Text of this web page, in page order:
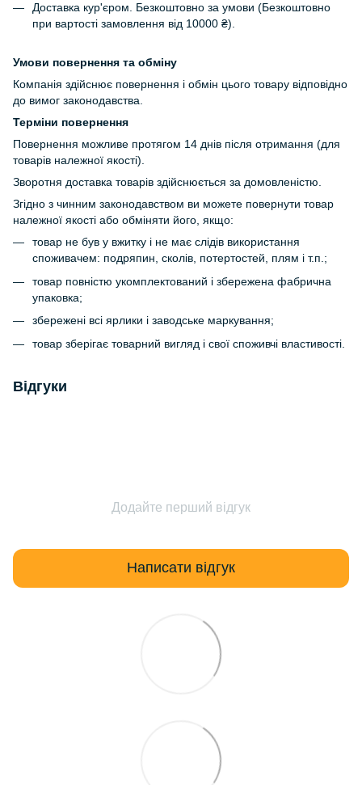
Доставка кур'єром. Безкоштовно за умови (Безкоштовно
при вартості замовлення від 10000 ₴).
Умови повернення та обміну
Компанія здійснює повернення і обмін цього товару відповідно
до вимог законодавства.
Терміни повернення
Повернення можливе протягом 14 днів після отримання (для
товарів належної якості).
Зворотня доставка товарів здійснюється за домовленістю.
Згідно з чинним законодавством ви можете повернути товар
належної якості або обміняти його, якщо:
товар не був у вжитку і не має слідів використання
споживачем: подряпин, сколів, потертостей, плям і т.п.;
товар повністю укомплектований і збережена фабрична
упаковка;
збережені всі ярлики і заводське маркування;
товар зберігає товарний вигляд і свої споживчі властивості.
Відгуки
Додайте перший відгук
Написати відгук